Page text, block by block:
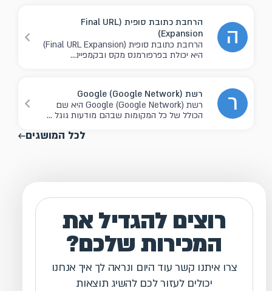
ה
הרחבת כתובת סופית (Final URL
Expansion)
הרחבת כתובת סופית (Final URL Expansion)
היא יכולת בפרפורמנס מקס ובקמפיינ...
ר
רשת Google (Google Network)
רשת Google (Google Network) היא שם
הכולל של כל המקומות שבהם מודעות גוגל ...
לכל המושגים
רוצים להגדיל את
המכירות שלכם?
צרו איתנו קשר עוד היום ונראה לך איך אנחנו
יכולים לעזור לכם להשיג תוצאות